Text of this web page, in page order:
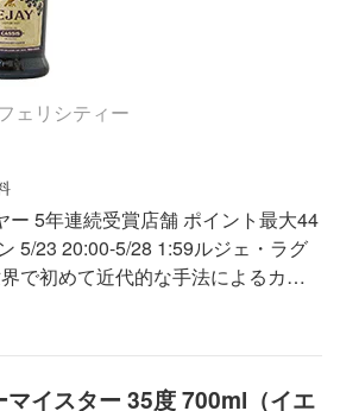
らにこのエキスは完璧を期すため最
解。これによって「コアントロー」
と明るさが液体にもたらされます。
ック蒸溜後の液体に、純粋なアル
水が加えられ誕生したアルコール4
最後に大きな関門が待っていま
基準を持つプロテイスターたちの品
コアントロー」が代々守り続けてき
スしたものだけが、初めて製品とし
れます。■世界から注目を浴びた
「コアントロー」の成功物語を紐解
ます。これは当時、広告手法の主流
ラッシュドアイスで割ってお楽しみ
トレートで、または、こー費に混
■柑橘系ありうあ酸味の強い飲料と
■大好きです！お酒は苦手なのです
からだに入っていくかんじ。アイス
沢で美味しいです。あと、おすすめ
でホットミルクを作って、そこに少
、落ち着いて、ぐっすり眠れます。
----------------------------------------■最初
るのでそのまま飲める！スゴク甘い
アミルクが好きな人なら惚れちゃう
クリームにかけたり。【エリマ
イヤーW大賞受賞セール品201201
ェリシティー
ー 5年連続受賞店舗 ポイント最大44
5/23 20:00-5/28 1:59ルジェ・ラグ
で初めて近代的な手法によるカシ
ルや、蒸留酒しかなかった当時、
たルジェのカシスリキュールは画期
間に世に知れわたり有名になりまし
マイスター 35度 700ml（イエ